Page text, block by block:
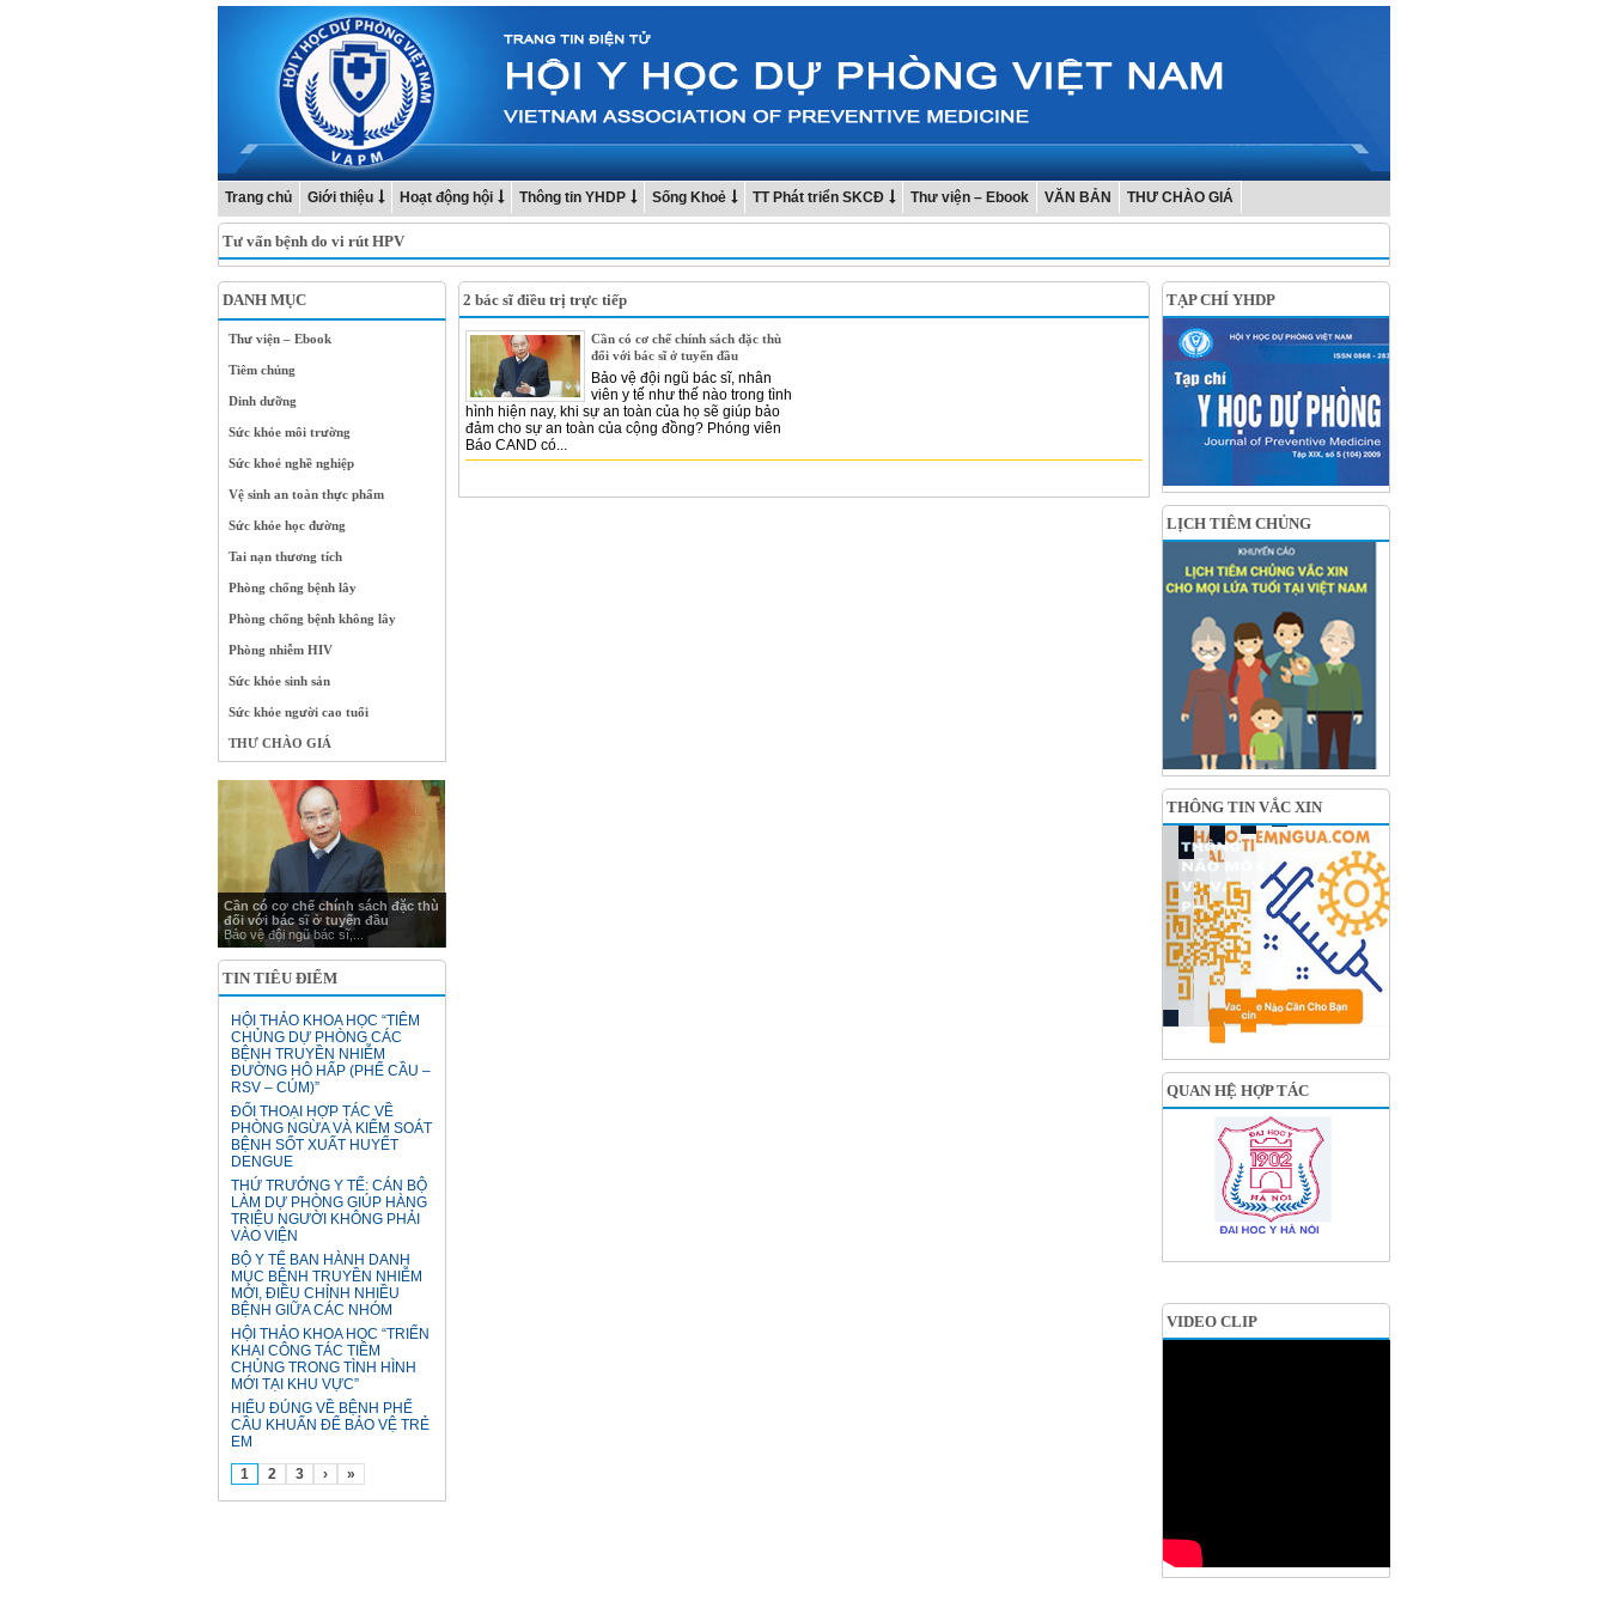
Trang chủ Giới thiệu Hoạt động hội Thông tin YHDP Sống Khoẻ TT Phát triển SKCĐ Thư viện – Ebook VĂN BẢN THƯ CHÀO GIÁ
Tư vấn bệnh do vi rút HPV
DANH MỤC
Thư viện – Ebook
Tiêm chủng
Dinh dưỡng
Sức khỏe môi trường
Sức khoẻ nghề nghiệp
Vệ sinh an toàn thực phẩm
Sức khỏe học đường
Tai nạn thương tích
Phòng chống bệnh lây
Phòng chống bệnh không lây
Phòng nhiễm HIV
Sức khỏe sinh sản
Sức khỏe người cao tuổi
THƯ CHÀO GIÁ
Cần có cơ chế chính sách đặc thù
đối với bác sĩ ở tuyến đầu
Bảo vệ đội ngũ bác sĩ,...
TIN TIÊU ĐIỂM
HỘI THẢO KHOA HỌC “TIÊM
CHỦNG DỰ PHÒNG CÁC
BỆNH TRUYỀN NHIỄM
ĐƯỜNG HÔ HẤP (PHẾ CẦU –
RSV – CÚM)”
ĐỐI THOẠI HỢP TÁC VỀ
PHÒNG NGỪA VÀ KIỂM SOÁT
BỆNH SỐT XUẤT HUYẾT
DENGUE
THỨ TRƯỞNG Y TẾ: CÁN BỘ
LÀM DỰ PHÒNG GIÚP HÀNG
TRIỆU NGƯỜI KHÔNG PHẢI
VÀO VIỆN
BỘ Y TẾ BAN HÀNH DANH
MỤC BỆNH TRUYỀN NHIỄM
MỚI, ĐIỀU CHỈNH NHIỀU
BỆNH GIỮA CÁC NHÓM
HỘI THẢO KHOA HỌC “TRIỂN
KHAI CÔNG TÁC TIÊM
CHỦNG TRONG TÌNH HÌNH
MỚI TẠI KHU VỰC”
HIỂU ĐÚNG VỀ BỆNH PHẾ
CẦU KHUẨN ĐỂ BẢO VỆ TRẺ
EM
1
2 3 › »
2 bác sĩ điều trị trực tiếp
Cần có cơ chế chính sách đặc thù
đối với bác sĩ ở tuyến đầu
Bảo vệ đội ngũ bác sĩ, nhân
viên y tế như thế nào trong tình
hình hiện nay, khi sự an toàn của họ sẽ giúp bảo
đảm cho sự an toàn của cộng đồng? Phóng viên
Báo CAND có...
TẠP CHÍ YHDP
LỊCH TIÊM CHỦNG
THÔNG TIN VẮC XIN
QUAN HỆ HỢP TÁC
VIDEO CLIP